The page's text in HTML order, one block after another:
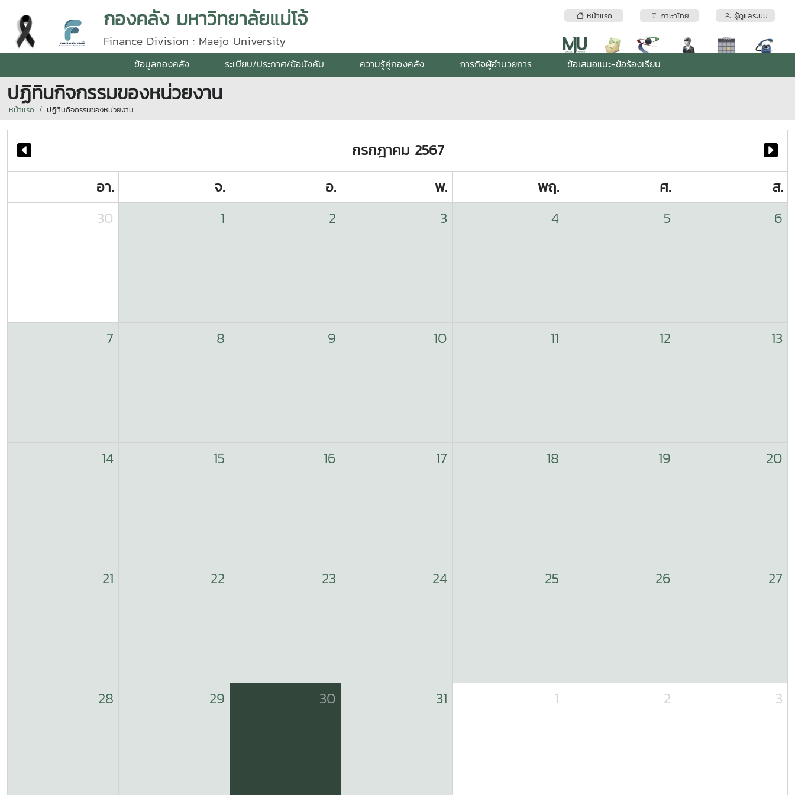
หน้าแรก ภาษาไทย ผู้ดูแลระบบ
กองคลัง มหาวิทยาลัยแม่โจ้
Finance Division : Maejo University
ข้อมูลกองคลัง ระเบียบ/ประกาศ/ข้อบังคับ ความรู้คู่กองคลัง ภารกิจผู้อำนวยการ ข้อเสนอแนะ-ข้อร้องเรียน
ปฏิทินกิจกรรมของหน่วยงาน
หน้าแรก ปฏิทินกิจกรรมของหน่วยงาน
กรกฎาคม 2567
อา.
จ. อ. พ. พฤ. ศ.
ส.
30
1 2 3 4 5 6
7 8 9 10 11 12 13
14 15 16 17 18 19 20
21 22 23 24 25 26 27
28 29 30 31 1 2 3